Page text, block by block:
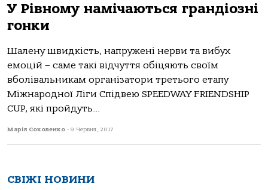
У Рівному намічаються грандіозні
гонки
Шалену швидкість, напружені нерви та вибух
емоцій – cаме такі відчуття обіцяють своїм
вболівальникам організатори третього етапу
Міжнародної Ліги Спідвею SPEEDWAY FRIENDSHIP
CUP, які пройдуть...
Марія Соколенко - 9 Червня, 2017
СВІЖІ НОВИНИ